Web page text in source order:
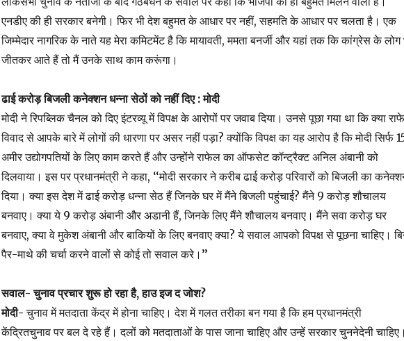
एनडीए की ही सरकार बनेगी। फिर भी देश बहुमत के आधार पर नहीं, सहमति के आधार पर चलता है। एक
जिम्मेदार नागरिक के नाते यह मेरा कमिटमेंट है कि मायावती, ममता बनर्जी और यहां तक कि कांग्रेस के लोग
जीतकर आते हैं तो मैं उनके साथ काम करूंगा।
ढाई करोड़ बिजली कनेक्शन धन्ना सेठों को नहीं दिए : मोदी
मोदी ने रिपब्लिक चैनल को दिए इंटरव्यू में विपक्ष के आरोपों पर जवाब दिया। उनसे पूछा गया था कि क्या
विवाद से आपके बारे में लोगों की धारणा पर असर नहीं पड़ा? क्योंकि विपक्ष का यह आरोप है कि मोदी सिर्फ
अमीर उद्योगपतियों के लिए काम करते हैं और उन्होंने राफेल का ऑफसेट कॉन्ट्रैक्ट अनिल अंबानी को
दिलवाया। इस पर प्रधानमंत्री ने कहा, ‘‘मोदी सरकार ने करीब ढाई करोड़ परिवारों को बिजली का
दिया। क्या इस देश में ढाई करोड़ धन्ना सेठ हैं जिनके घर में मैंने बिजली पहुंचाई? मैंने 9 करोड़ शौचालय
बनवाए। क्या ये 9 करोड़ अंबानी और अडानी हैं, जिनके लिए मैंने शौचालय बनवाए। मैंने सवा करोड़ घर
बनवाए, क्या वे मुकेश अंबानी और बाकियों के लिए बनवाए क्या? ये सवाल आपको विपक्ष से पूछना चाहिए।
पैर-माथे की चर्चा करने वालों से कोई तो सवाल करे।’’
सवाल- चुनाव प्रचार शुरू हो रहा है, हाउ इज द जोश?
मोदी-चुनाव में मतदाता केंद्र में होना चाहिए। देश में गलत तरीका बन गया है कि हम प्रधानमंत्री
केंद्रितचुनाव पर बल दे रहे हैं। दलों को मतदाताओं के पास जाना चाहिए और उन्हें सरकार चुननेदेनी